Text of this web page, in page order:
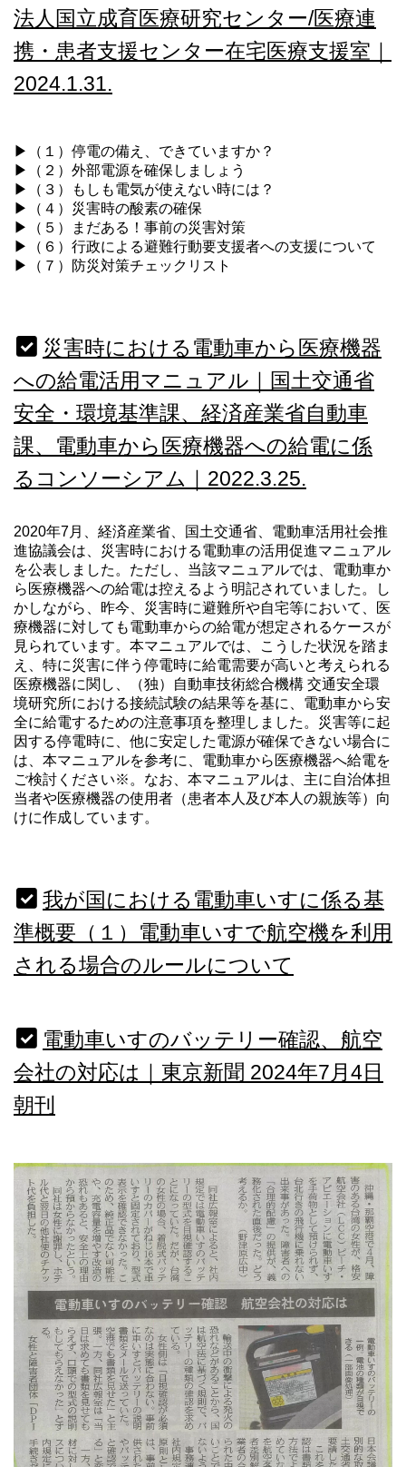
法人国立成育医療研究センター/医療連
携・患者支援センター在宅医療支援室｜
2024.1.31.
▶（１）停電の備え、できていますか？
▶（２）外部電源を確保しましょう
▶（３）もしも電気が使えない時には？
▶（４）災害時の酸素の確保
▶（５）まだある！事前の災害対策
▶（６）行政による避難行動要支援者への支援について
▶（７）防災対策チェックリスト
災害時における電動車から医療機器
への給電活用マニュアル｜国土交通省
安全・環境基準課、経済産業省自動車
課、電動車から医療機器への給電に係
るコンソーシアム｜2022.3.25.
2020年7月、経済産業省、国土交通省、電動車活用社会推
進協議会は、災害時における電動車の活用促進マニュアル
を公表しました。ただし、当該マニュアルでは、電動車か
ら医療機器への給電は控えるよう明記されていました。し
かしながら、昨今、災害時に避難所や自宅等において、医
療機器に対しても電動車からの給電が想定されるケースが
見られています。本マニュアルでは、こうした状況を踏ま
え、特に災害に伴う停電時に給電需要が高いと考えられる
医療機器に関し、（独）自動車技術総合機構 交通安全環
境研究所における接続試験の結果等を基に、電動車から安
全に給電するための注意事項を整理しました。災害等に起
因する停電時に、他に安定した電源が確保できない場合に
は、本マニュアルを参考に、電動車から医療機器へ給電を
ご検討ください※。なお、本マニュアルは、主に自治体担
当者や医療機器の使用者（患者本人及び本人の親族等）向
けに作成しています。
我が国における電動車いすに係る基
準概要（１）電動車いすで航空機を利用
される場合のルールについて
電動車いすのバッテリー確認、航空
会社の対応は｜東京新聞 2024年7月4日
朝刊